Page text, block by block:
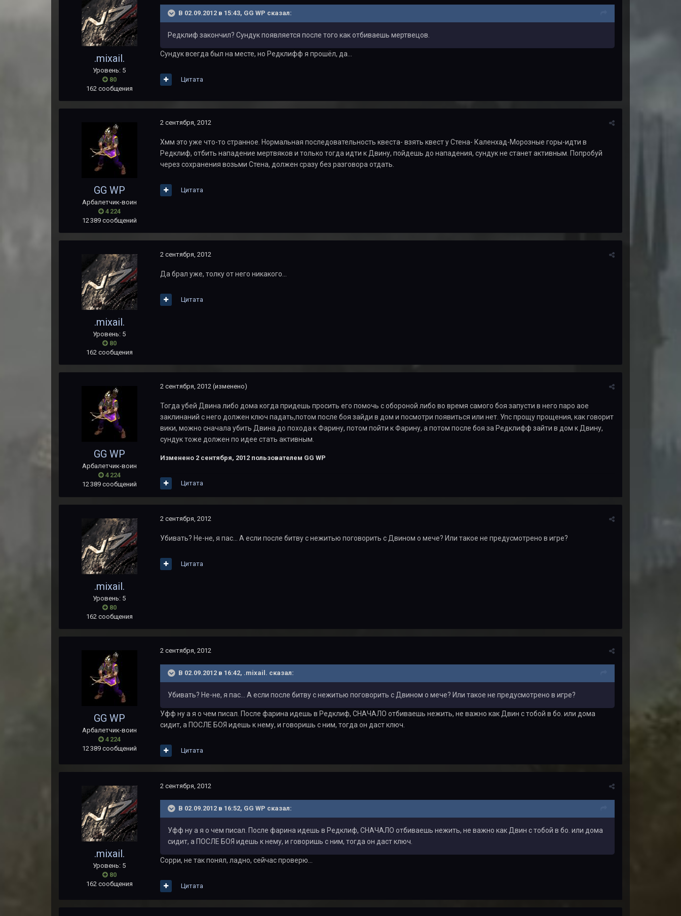
.mixail.
Уровень: 5
80
162 сообщения
В 02.09.2012 в 15:43, GG WP сказал:
Редклиф закончил? Сундук появляется после того как отбиваешь мертвецов.
Сундук всегда был на месте, но Редклифф я прошёл, да...
Цитата
GG WP
Арбалетчик-воин
4 224
12 389 сообщений
2 сентября, 2012
Хмм это уже что-то странное. Нормальная последовательность квеста- взять квест у Стена- Каленхад-Морозные горы-идти в
Редклиф, отбить нападение мертвяков и только тогда идти к Двину, пойдешь до нападения, сундук не станет активным. Попробуй
через сохранения возьми Стена, должен сразу без разговора отдать.
Цитата
.mixail.
Уровень: 5
80
162 сообщения
2 сентября, 2012
Да брал уже, толку от него никакого...
Цитата
GG WP
Арбалетчик-воин
4 224
12 389 сообщений
2 сентября, 2012 (изменено)
Тогда убей Двина либо дома когда придешь просить его помочь с обороной либо во время самого боя запусти в него паро аое
заклинаний с него должен ключ падать,потом после боя зайди в дом и посмотри появиться или нет. Упс прощу прощения, как говорит
вики, можно сначала убить Двина до похода к Фарину, потом пойти к Фарину, а потом после боя за Редклифф зайти в дом к Двину,
сундук тоже должен по идее стать активным.
Изменено 2 сентября, 2012пользователем GG WP
Цитата
.mixail.
Уровень: 5
80
162 сообщения
2 сентября, 2012
Убивать? Не-не, я пас... А если после битву с нежитью поговорить с Двином о мече? Или такое не предусмотрено в игре?
Цитата
GG WP
Арбалетчик-воин
4 224
12 389 сообщений
2 сентября, 2012
В 02.09.2012 в 16:42, .mixail. сказал:
Убивать? Не-не, я пас... А если после битву с нежитью поговорить с Двином о мече? Или такое не предусмотрено в игре?
Уфф ну а я о чем писал. После фарина идешь в Редклиф, СНАЧАЛО отбиваешь нежить, не важно как Двин с тобой в бо. или дома
сидит, а ПОСЛЕ БОЯ идешь к нему, и говоришь с ним, тогда он даст ключ.
Цитата
.mixail.
Уровень: 5
80
162 сообщения
2 сентября, 2012
В 02.09.2012 в 16:52, GG WP сказал:
Уфф ну а я о чем писал. После фарина идешь в Редклиф, СНАЧАЛО отбиваешь нежить, не важно как Двин с тобой в бо. или дома
сидит, а ПОСЛЕ БОЯ идешь к нему, и говоришь с ним, тогда он даст ключ.
Сорри, не так понял, ладно, сейчас проверю...
Цитата